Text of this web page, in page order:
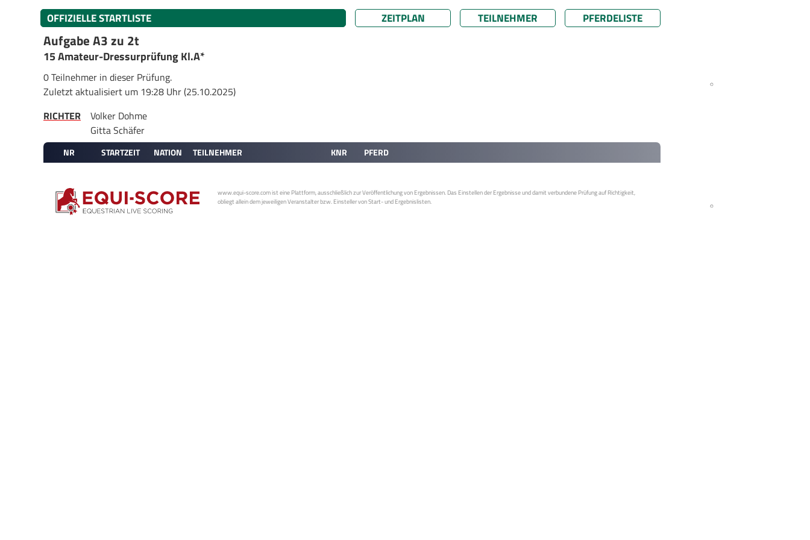
OFFIZIELLE STARTLISTE ZEITPLAN TEILNEHMER PFERDELISTE
Aufgabe A3 zu 2t
15 Amateur-Dressurprüfung Kl.A*
0 Teilnehmer in dieser Prüfung.
Zuletzt aktualisiert um 19:28 Uhr (25.10.2025)
RICHTER
Volker Dohme
Gitta Schäfer
NR STARTZEIT NATION TEILNEHMER KNR PFERD
www.equi-score.com ist eine Plattform, ausschließlich zur Veröffentlichung von Ergebnissen. Das Einstellen der Ergebnisse und damit verbundene Prüfung auf Richtigkeit,
obliegt allein dem jeweiligen Veranstalter bzw. Einsteller von Start- und Ergebnislisten.